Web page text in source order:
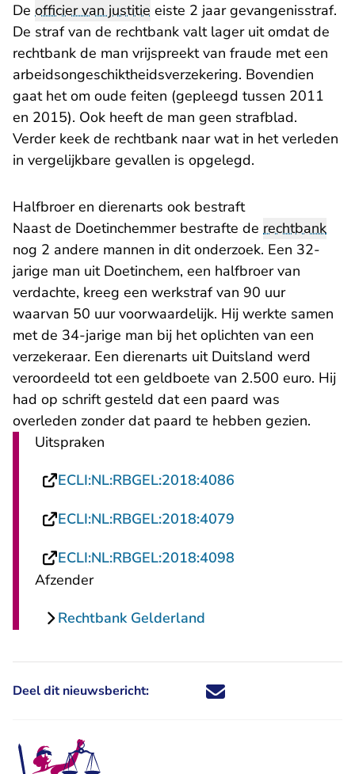
De officier van justitie eiste 2 jaar gevangenisstraf.
De straf van de rechtbank valt lager uit omdat de
rechtbank de man vrijspreekt van fraude met een
arbeidsongeschiktheidsverzekering. Bovendien
gaat het om oude feiten (gepleegd tussen 2011
en 2015). Ook heeft de man geen strafblad.
Verder keek de rechtbank naar wat in het verleden
in vergelijkbare gevallen is opgelegd.
Halfbroer en dierenarts ook bestraft
Naast de Doetinchemmer bestrafte de rechtbank
nog 2 andere mannen in dit onderzoek. Een 32-
jarige man uit Doetinchem, een halfbroer van
verdachte, kreeg een werkstraf van 90 uur
waarvan 50 uur voorwaardelijk. Hij werkte samen
met de 34-jarige man bij het oplichten van een
verzekeraar. Een dierenarts uit Duitsland werd
veroordeeld tot een geldboete van 2.500 euro. Hij
had op schrift gesteld dat een paard was
overleden zonder dat paard te hebben gezien.
Uitspraken
ECLI:NL:RBGEL:2018:4086
ECLI:NL:RBGEL:2018:4079
ECLI:NL:RBGEL:2018:4098
Afzender
Rechtbank Gelderland
Deel dit nieuwsbericht: Deel dit nieuwsbericht via X -
Deel dit nieuwsbericht via
Deel dit nieuwsbericht
Deel dit